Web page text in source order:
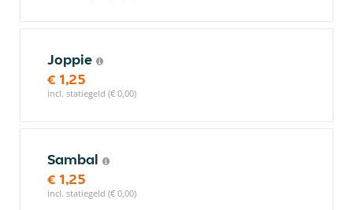
Joppie
€ 1,25
incl. statiegeld (€ 0,00)
Sambal
€ 1,25
incl. statiegeld (€ 0,00)